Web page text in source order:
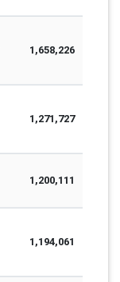
1,658,226
1,271,727
1,200,111
1,194,061